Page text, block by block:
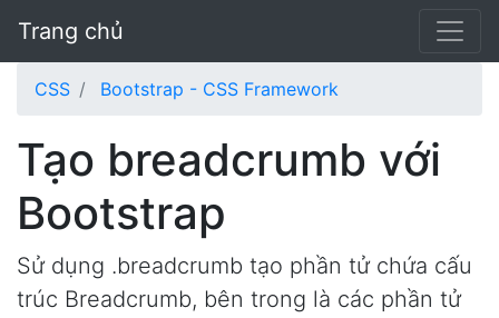
Trang chủ
CSS Bootstrap - CSS Framework
Tạo breadcrumb với
Bootstrap
Sử dụng .breadcrumb tạo phần tử chứa cấu
trúc Breadcrumb, bên trong là các phần tử